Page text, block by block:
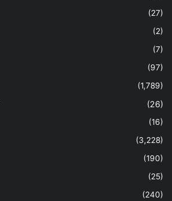
(27)
(2)
(7)
(97)
(1,789)
(26)
(16)
(3,228)
(190)
(25)
(240)